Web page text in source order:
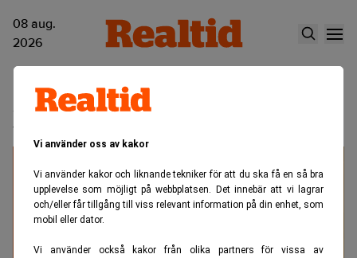
Vi använder oss av kakor
Vi använder kakor och liknande tekniker för att du ska få en så bra
upplevelse som möjligt på webbplatsen. Det innebär att vi lagrar
och/eller får tillgång till viss relevant information på din enhet, som
mobil eller dator.
Vi använder också kakor från olika partners för vissa av
08 aug.
2026
Xiris